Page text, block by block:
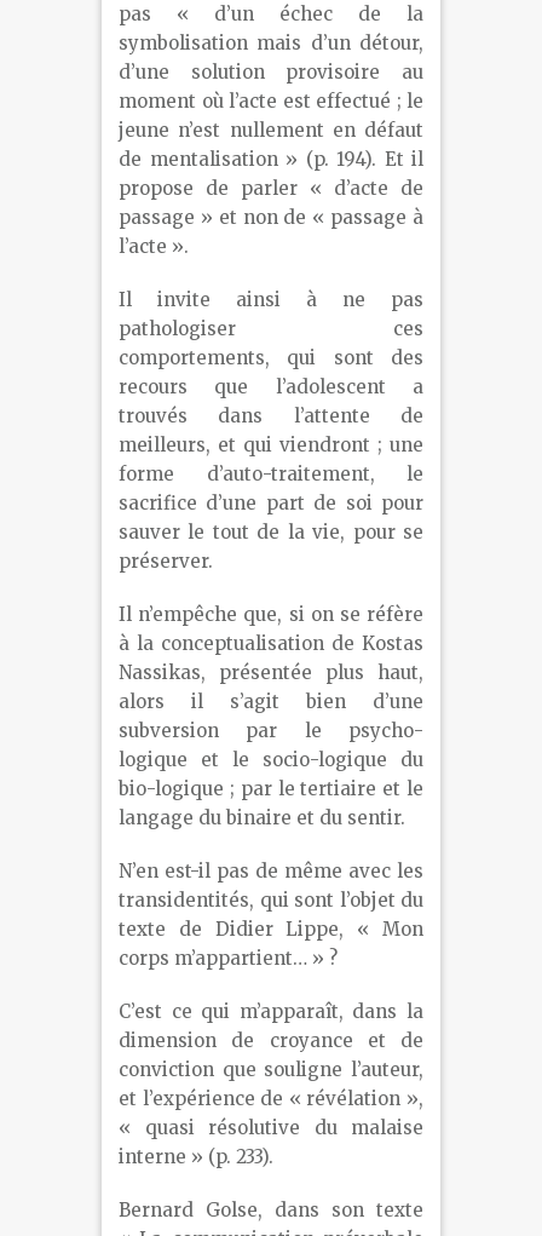
pas « d’un échec de la
symbolisation mais d’un détour,
d’une solution provisoire au
moment où l’acte est effectué ; le
jeune n’est nullement en défaut
de mentalisation » (p. 194). Et il
propose de parler « d’acte de
passage » et non de « passage à
l’acte ».
Il invite ainsi à ne pas
pathologiser ces
comportements, qui sont des
recours que l’adolescent a
trouvés dans l’attente de
meilleurs, et qui viendront ; une
forme d’auto-traitement, le
sacrifice d’une part de soi pour
sauver le tout de la vie, pour se
préserver.
Il n’empêche que, si on se réfère
à la conceptualisation de Kostas
Nassikas, présentée plus haut,
alors il s’agit bien d’une
subversion par le psycho-
logique et le socio-logique du
bio-logique ; par le tertiaire et le
langage du binaire et du sentir.
N’en est-il pas de même avec les
transidentités, qui sont l’objet du
texte de Didier Lippe, « Mon
corps m’appartient… » ?
C’est ce qui m’apparaît, dans la
dimension de croyance et de
conviction que souligne l’auteur,
et l’expérience de « révélation »,
« quasi résolutive du malaise
interne » (p. 233).
Bernard Golse, dans son texte